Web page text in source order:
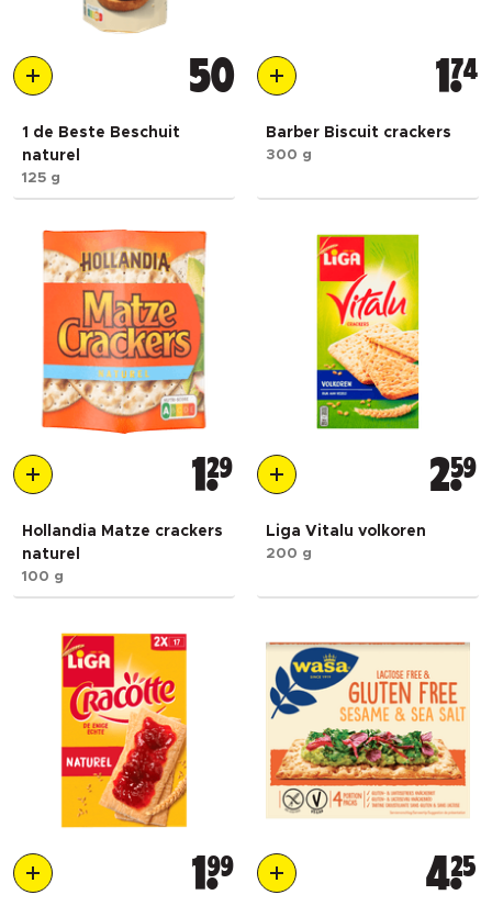
50
1 de Beste Beschuit
naturel
125 g
1 74
Barber Biscuit crackers
300 g
1 29
Hollandia Matze crackers
naturel
100 g
259
Liga Vitalu volkoren
200 g
1 99 425